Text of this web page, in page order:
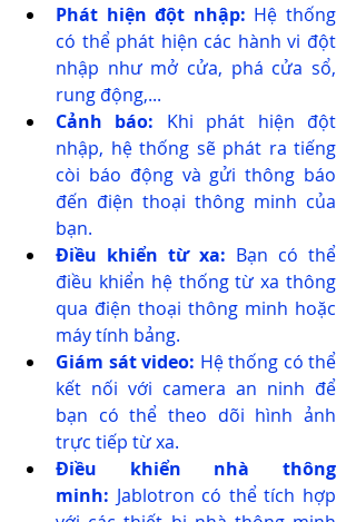
Phát hiện đột nhập: Hệ thống
có thể phát hiện các hành vi đột
nhập như mở cửa, phá cửa sổ,
rung động,...
Cảnh báo: Khi phát hiện đột
nhập, hệ thống sẽ phát ra tiếng
còi báo động và gửi thông báo
đến điện thoại thông minh của
bạn.
Điều khiển từ xa: Bạn có thể
điều khiển hệ thống từ xa thông
qua điện thoại thông minh hoặc
máy tính bảng.
Giám sát video: Hệ thống có thể
kết nối với camera an ninh để
bạn có thể theo dõi hình ảnh
trực tiếp từ xa.
Điều khiển nhà thông
minh: Jablotron có thể tích hợp